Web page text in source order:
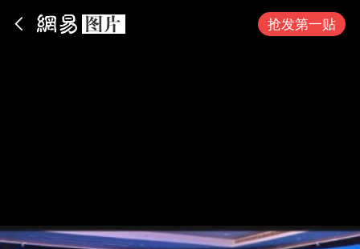
抢发第一贴